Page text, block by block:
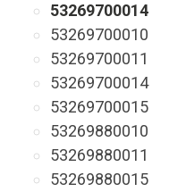
53269700014
53269700010
53269700011
53269700014
53269700015
53269880010
53269880011
53269880015